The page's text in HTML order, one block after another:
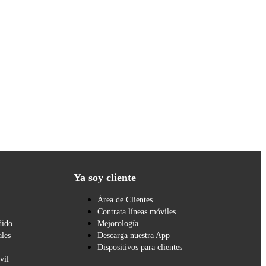
Ya soy cliente
Área de Clientes
Contrata líneas móviles
Mejorología
Descarga nuestra App
Dispositivos para clientes